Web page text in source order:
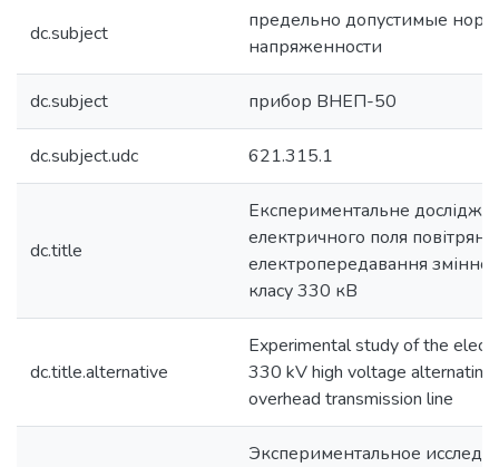
dc.subject
предельно допустимые
напряженности
dc.subject прибор ВНЕП-50
dc.subject.udc 621.315.1
dc.title
Експериментальне
електричного поля повітряної
електропередавання
класу 330 кВ
dc.title.alternative
Experimental study of the
330 kV high voltage alternating
overhead transmission line
Экспериментальное